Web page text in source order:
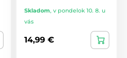
Skladom, v pondelok 10. 8. u
vás
14,99 €